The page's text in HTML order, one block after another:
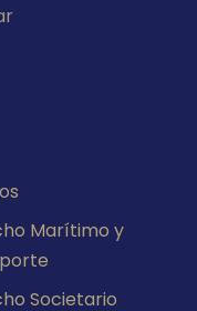
Marítimo y
Societario